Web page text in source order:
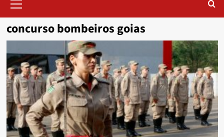
Menu
concurso bombeiros goias